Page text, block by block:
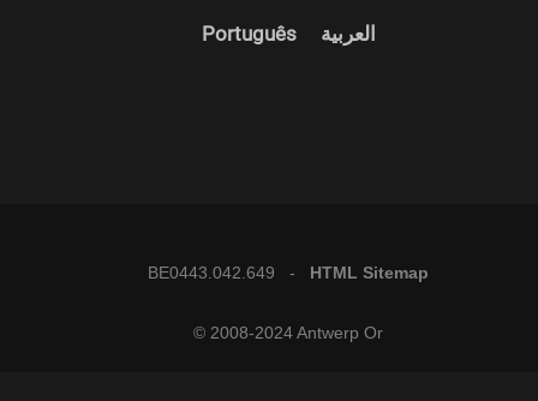
Português العربية
BE0443.042.649 - HTML Sitemap
© 2008-2024 Antwerp Or